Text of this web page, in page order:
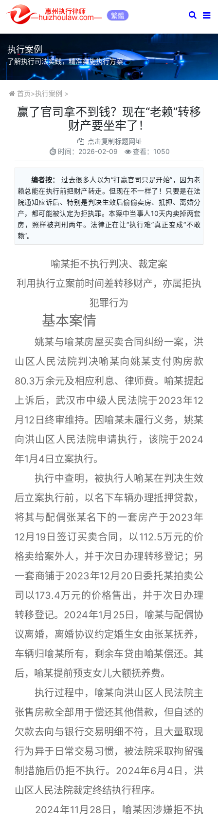
繁體
执行案例
了解执行司法实践，精准实施执行方案
首页>执行案例 >
赢了官司拿不到钱？现在“老赖”转移
财产要坐牢了！
点击复制标题网址
时间： 2026-02-09 查看：1050
编者按：
过去很多人以为“打赢官司只是开始”，因为老
赖总能在执行前把财产转走。但现在不一样了！只要是在法
院通知应诉后、特别是判决生效后偷偷卖房、抵押、离婚分
产，都可能被认定为拒执罪。本案中当事人10天内卖掉两套
房，照样被判刑两年。法律正在让“执行难”真正变成“不敢
赖”。
喻某拒不执行判决、裁定案
利用执行立案前时间差转移财产，亦属拒执
犯罪行为
基本案情
姚某与喻某房屋买卖合同纠纷一案，洪
山区人民法院判决喻某向姚某支付购房款
80.3万余元及相应利息、律师费。喻某提起
上诉后，武汉市中级人民法院于2023年12
月12日终审维持。因喻某未履行义务，姚某
向洪山区人民法院申请执行，该院于2024
年1月4日立案执行。
执行中查明，被执行人喻某在判决生效
后立案执行前，以名下车辆办理抵押贷款，
将其与配偶张某名下的一套房产于2023年
12月19日签订买卖合同，以112.5万元的价
格卖给案外人，并于次日办理转移登记；另
一套商铺于2023年12月20日委托某拍卖公
司以173.4万元的价格售出，并于次日办理
转移登记。2024年1月25日，喻某与配偶协
议离婚，离婚协议约定婚生女由张某抚养，
车辆归喻某所有，剩余车贷由喻某偿还。其
后，喻某提前预支女儿大额抚养费。
执行过程中，喻某向洪山区人民法院主
张售房款全部用于偿还其他借款，但自述的
欠款去向与银行交易明细不符，且大量取现
行为异于日常交易习惯，被法院采取拘留强
制措施后仍拒不执行。2024年6月4日，洪
山区人民法院裁定终结执行程序。
2024年11月28日，喻某因涉嫌拒不执